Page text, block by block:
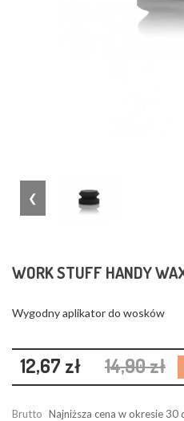
❮
WORK STUFF HANDY
Wygodny aplikator do wosków
12,67 zł 14,90 zł
Brutto Najniższa cena w okresie 30